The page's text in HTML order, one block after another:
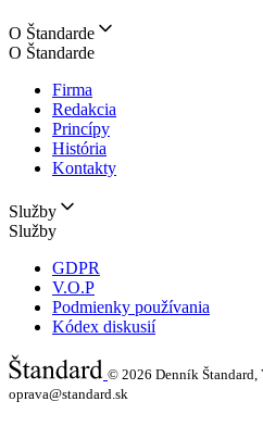
O Štandarde
O Štandarde
Firma
Redakcia
Princípy
História
Kontakty
Služby
Služby
GDPR
V.O.P
Podmienky používania
Kódex diskusií
© 2026 Denník Štandard,
oprava@standard.sk